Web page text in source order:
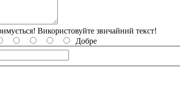
Використовуйте звичайний текст!
Добре